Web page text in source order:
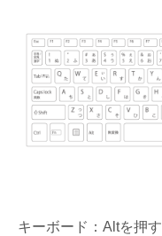
キーボード：Altを押す